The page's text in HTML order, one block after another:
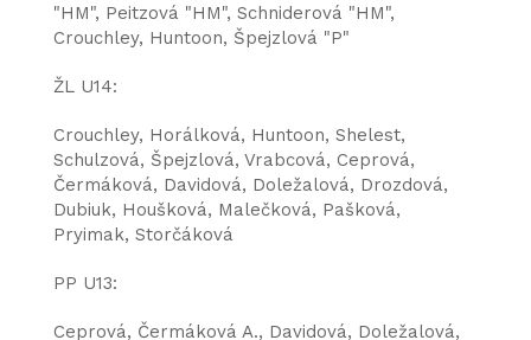
"HM", Peitzová "HM", Schniderová "HM",
Crouchley, Huntoon, Špejzlová "P"
ŽL U14:
Crouchley, Horálková, Huntoon, Shelest,
Schulzová, Špejzlová, Vrabcová, Ceprová,
Čermáková, Davidová, Doležalová, Drozdová,
Dubiuk, Houšková, Malečková, Pašková,
Pryimak, Storčáková
PP U13:
Ceprová, Čermáková A., Davidová, Doležalová,